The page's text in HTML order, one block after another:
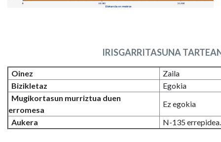
IRISGARRITASUNA
Oinez
Zaila
Bizikletaz
Egokia
Mugikortasun murriztua duen
erromesa
Ez egokia
Aukera
N-135